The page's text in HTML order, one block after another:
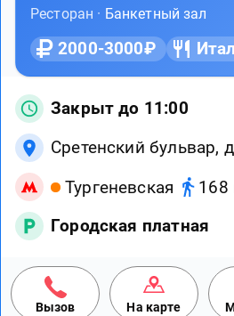
Ресторан · Банкетный зал
2000-3000₽
Закрыт до 11:00
Сретенский бульвар,
Тургеневская
168
Городская платная
Вызов На карте